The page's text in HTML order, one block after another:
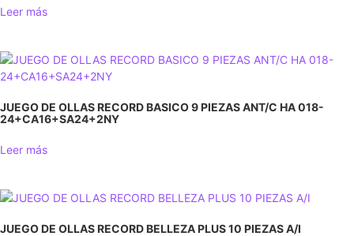
Leer más
JUEGO DE OLLAS RECORD BASICO 9 PIEZAS ANT/C НА 018-
24+CA16+SA24+2NY
Leer más
JUEGO DE OLLAS RECORD BELLEZA PLUS 10 PIEZAS A/I